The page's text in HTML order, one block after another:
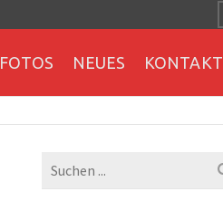
FOTOS NEUES KONTAKT
Search